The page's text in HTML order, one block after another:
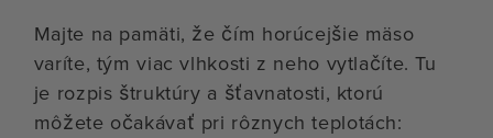
Majte na pamäti, že čím horúcejšie mäso
varíte, tým viac vlhkosti z neho vytlačíte. Tu
je rozpis štruktúry a šťavnatosti, ktorú
môžete očakávať pri rôznych teplotách: